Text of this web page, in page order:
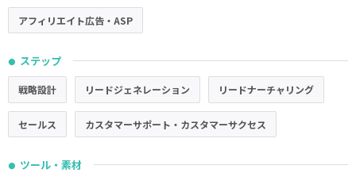
アフィリエイト広告・ASP
● ステップ
戦略設計 リードジェネレーション リードナーチャリング
セールス カスタマーサポート・カスタマーサクセス
● ツール・素材